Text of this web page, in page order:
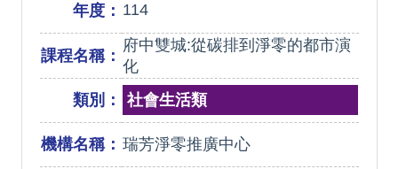
年度： 114
課程名稱：
府中雙城:從碳排到淨零的都市演
化
類別：
社會生活類
機構名稱： 瑞芳淨零推廣中心